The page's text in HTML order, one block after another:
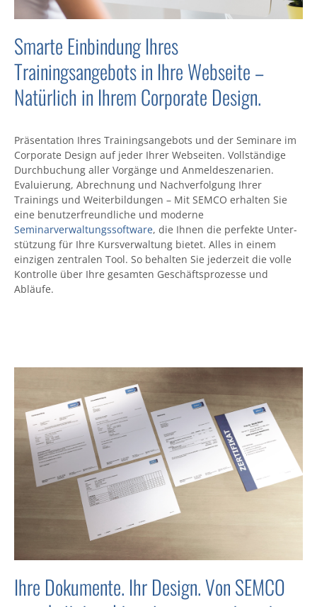
Smarte Einbindung Ihres
Trainingsangebots in Ihre Webseite –
Natürlich in Ihrem Corporate Design.
Präsentation Ihres Trainings­angebots und der Seminare im
Corporate Design auf jeder Ihrer Web­seiten. Voll­ständige
Durch­buchung aller Vorgänge und Anmelde­szenarien.
Evaluierung, Abrechnung und Nach­verfolgung Ihrer
Trainings und Weiter­bildungen – Mit SEMCO erhalten Sie
eine benutzer­freundliche und moderne
Seminarverwaltungssoftware, die Ihnen die perfekte Unter­
stützung für Ihre Kurs­verwaltung bietet. Alles in einem
einzigen zentralen Tool. So behalten Sie jeder­zeit die volle
Kontrolle über Ihre gesamten Geschäfts­prozesse und
Abläufe.
Ihre Dokumente. Ihr Design. Von SEMCO